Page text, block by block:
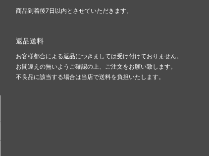
商品到着後7日以内とさせていただきます。
返品送料
お客様都合による返品につきましては受け付けておりません。
お間違えの無いようご確認の上、ご注文をお願い致します。
不良品に該当する場合は当店で送料を負担いたします。